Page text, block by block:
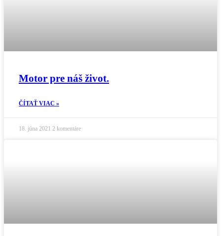
Motor pre náš život.
ČÍTAŤ VIAC »
18. júna 2021 2 komentáre